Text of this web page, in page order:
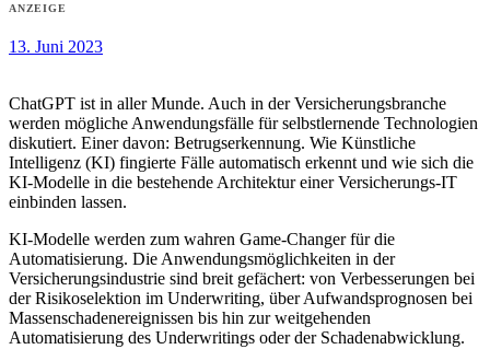
ANZEIGE
13. Juni 2023
ChatGPT ist in aller Munde. Auch in der Versicherungsbranche
werden mögliche Anwendungsfälle für selbstlernende Technologien
diskutiert. Einer davon: Betrugserkennung. Wie Künstliche
Intelligenz (KI) fingierte Fälle automatisch erkennt und wie sich die
KI-Modelle in die bestehende Architektur einer Versicherungs-IT
einbinden lassen.
KI-Modelle werden zum wahren Game-Changer für die
Automatisierung. Die Anwendungsmöglichkeiten in der
Versicherungsindustrie sind breit gefächert: von Verbesserungen bei
der Risikoselektion im Underwriting, über Aufwandsprognosen bei
Massenschadenereignissen bis hin zur weitgehenden
Automatisierung des Underwritings oder der Schadenabwicklung.